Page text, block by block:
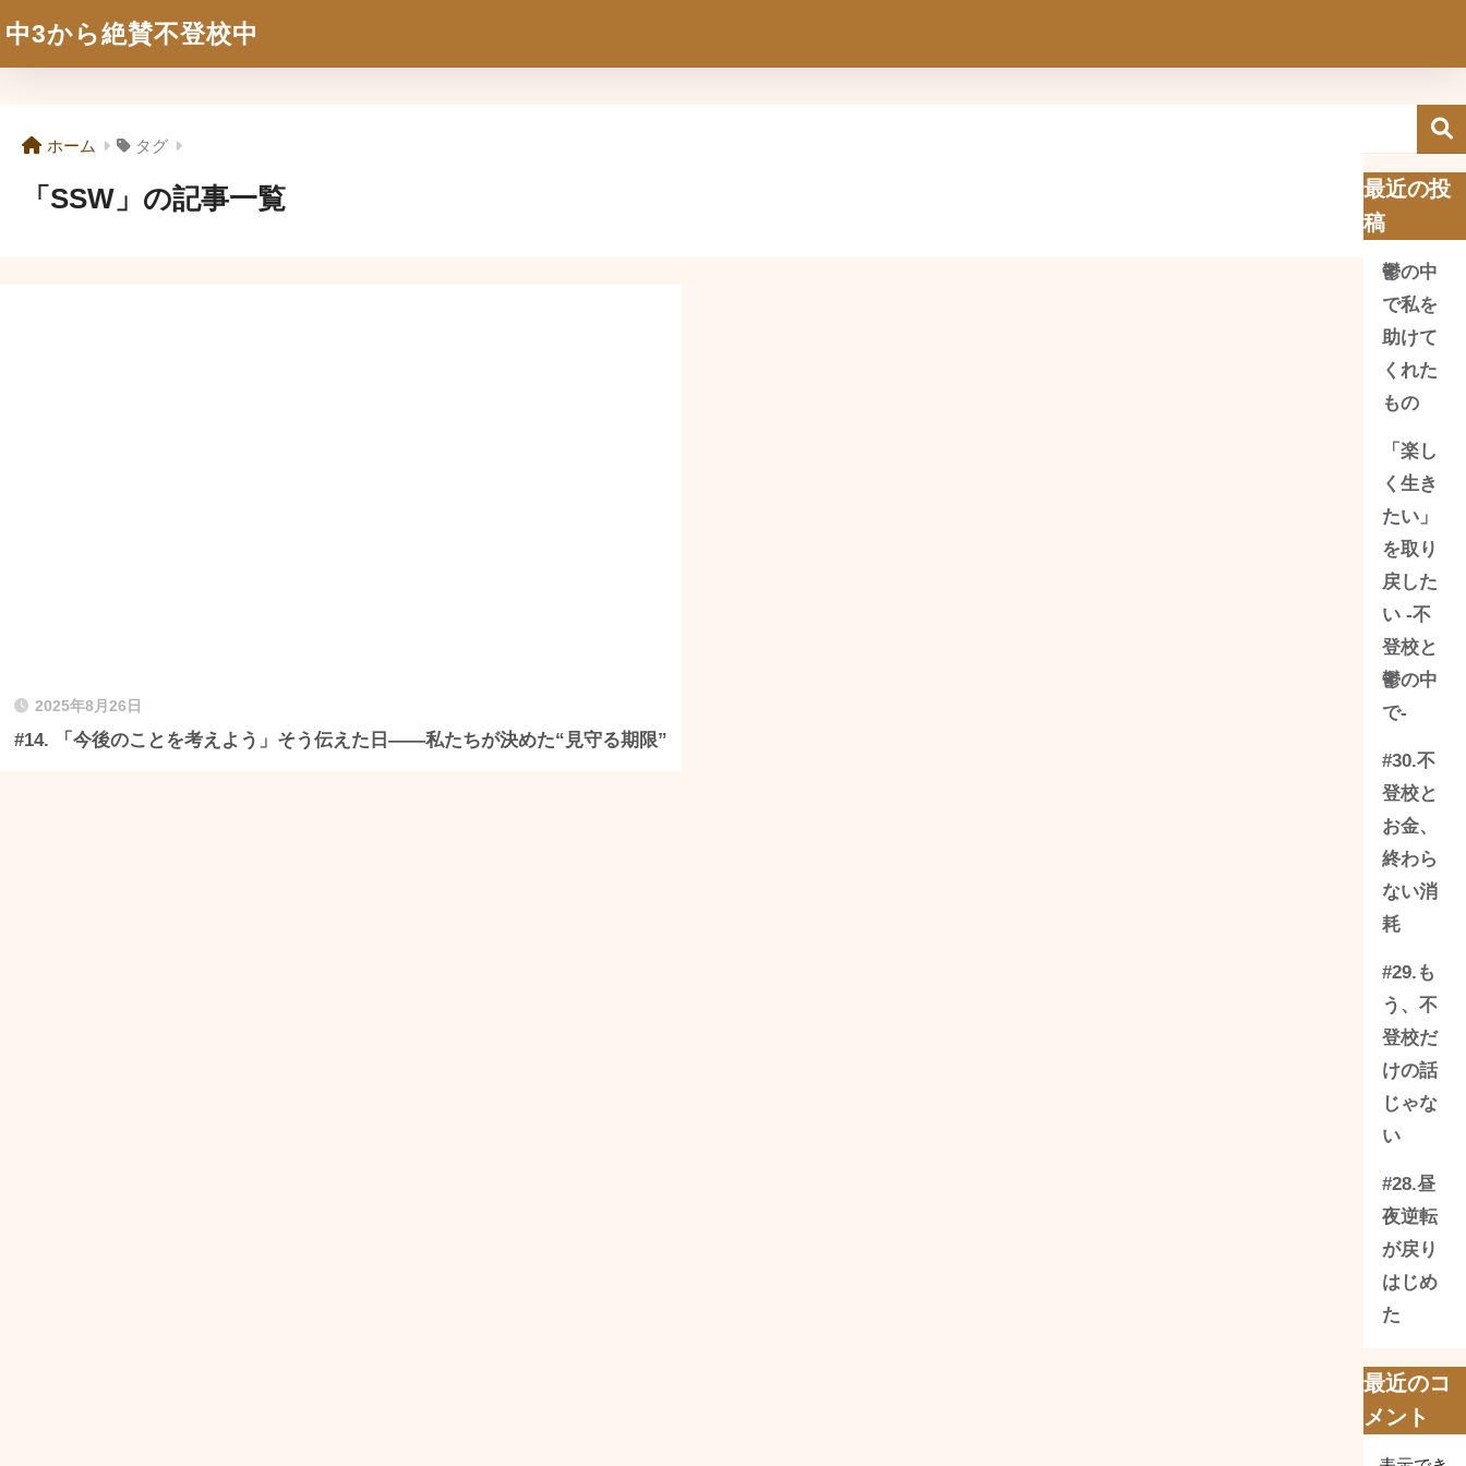
中3から絶賛不登校中
ホーム タグ
「SSW」の記事一覧
2025年8月26日
#14. 「今後のことを考えよう」そう伝えた日——私たちが決めた“見守る期限”
最近の投
稿
鬱の中
で私を
助けて
くれた
もの
「楽し
く生き
たい」
を取り
戻した
い -不
登校と
鬱の中
で-
#30.不
登校と
お金、
終わら
ない消
耗
#29.も
う、不
登校だ
けの話
じゃな
い
#28.昼
夜逆転
が戻り
はじめ
た
最近のコ
メント